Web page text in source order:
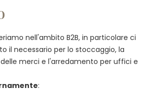
nell'ambito B2B, in particolare ci
il necessario per lo stoccaggio, la
merci e l'arredamento per uffici e
: